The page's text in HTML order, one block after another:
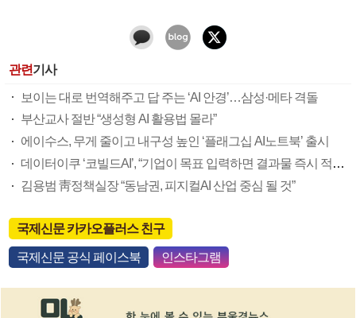
관련기사
보이는 대로 번역해주고 답 주는 ‘AI 안경’…삼성·메타 격돌
부산교사 절반 “생성형 AI 활용법 몰라”
에이수스, 무게 줄이고 내구성 높인 ‘플래그십 AI노트북’ 출시
데이터이쿠 ‘코빌드AI’, “기업이 목표 입력하면 결과물 즉시 적용가능”
김용범 靑정책실장 “동남권, 피지컬AI 산업 중심 될 것”
국제신문 카카오플러스 친구
국제신문 공식 페이스북 인스타그램